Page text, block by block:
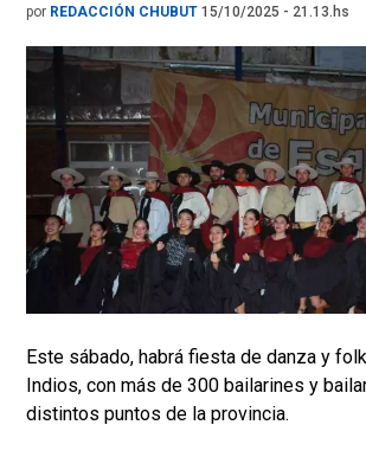
por REDACCIÓN CHUBUT 15/10/2025 - 21.13.hs
Este sábado, habrá fiesta de danza y
Indios, con más de 300 bailarines y
distintos puntos de la provincia.